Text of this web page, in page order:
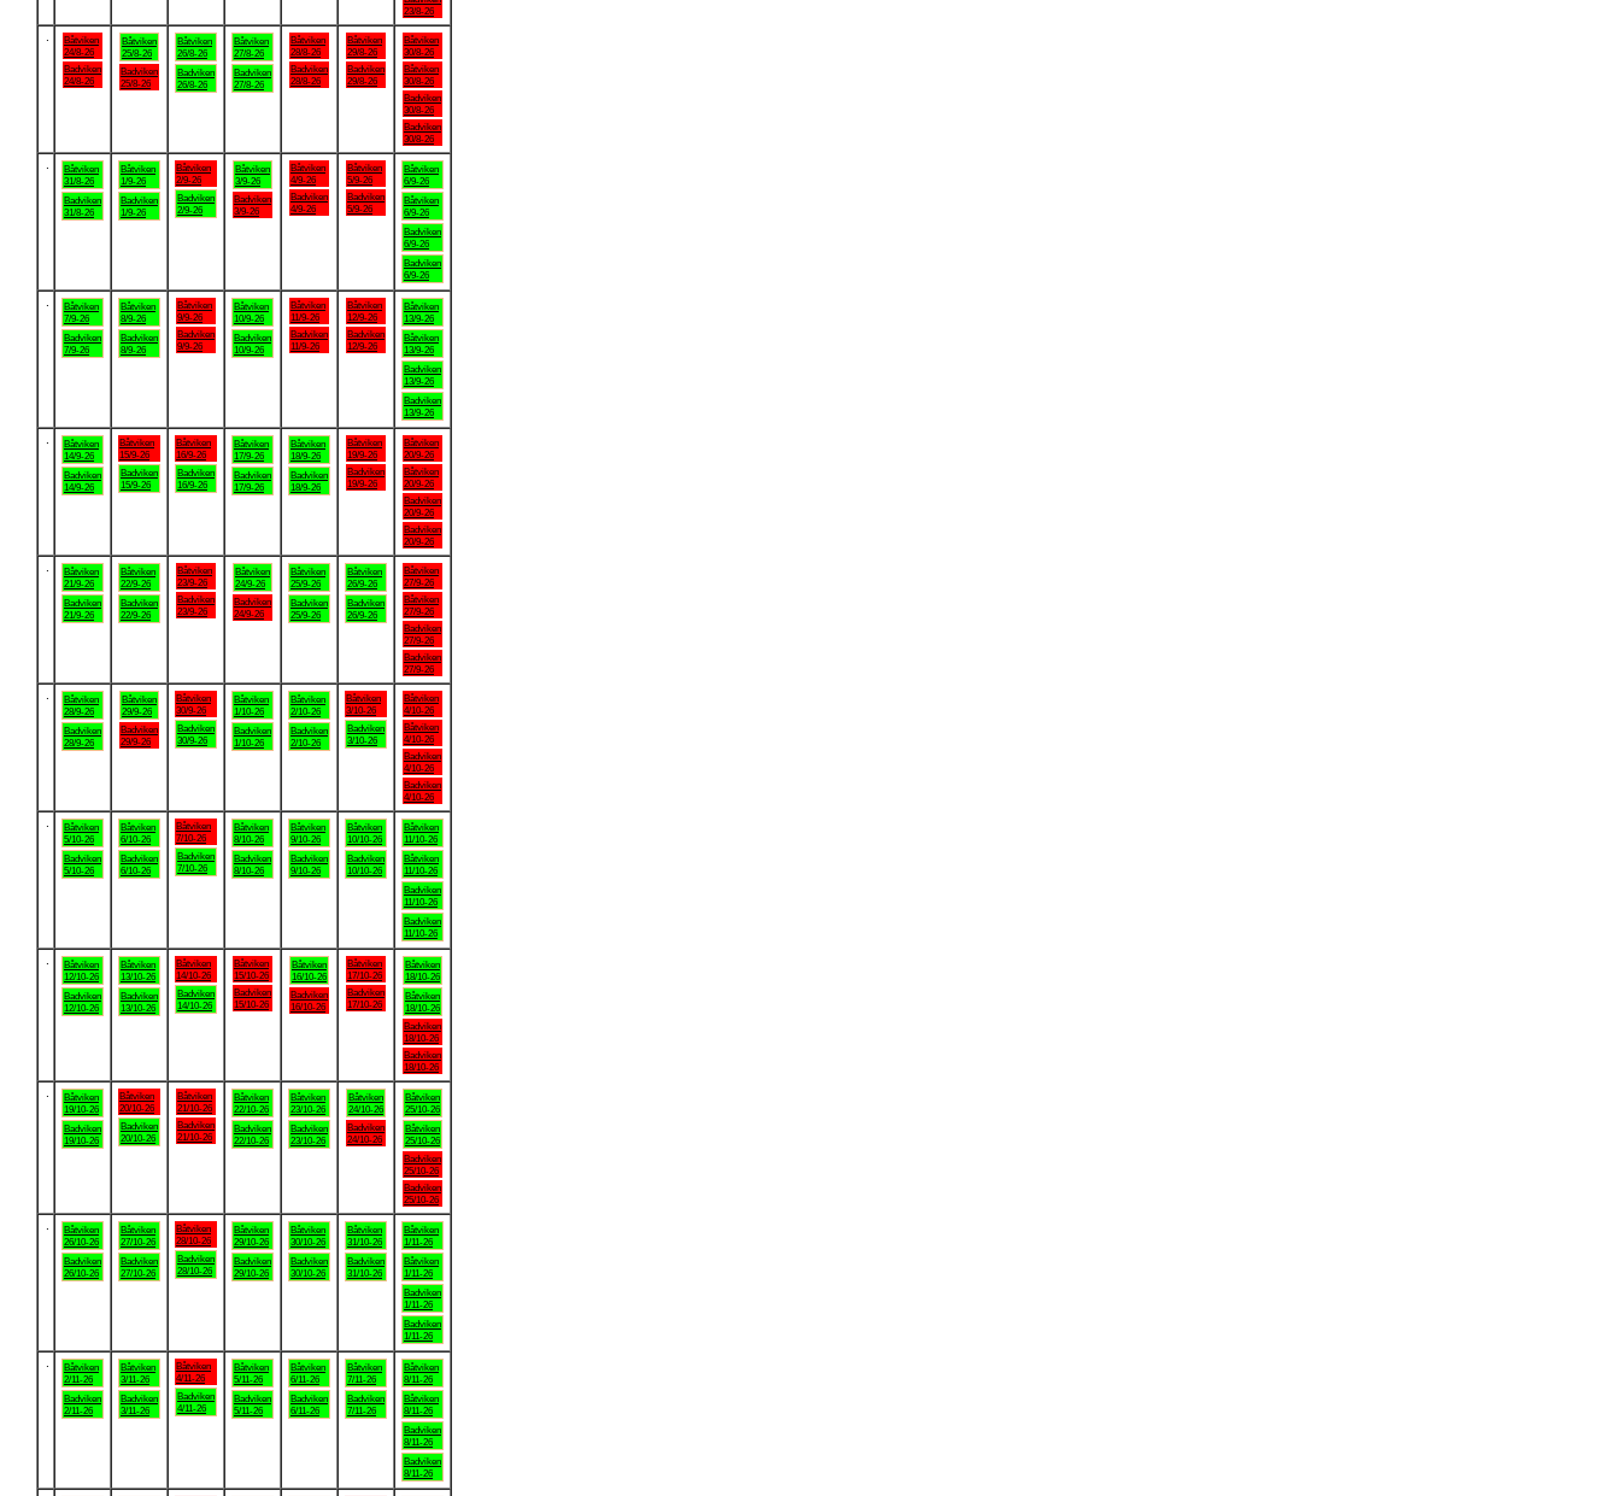
23/8-26
Båtviken
24/8-26
Badviken
24/8-26
Båtviken
25/8-26
Badviken
25/8-26
Båtviken
26/8-26
Badviken
26/8-26
Båtviken
27/8-26
Badviken
27/8-26
Båtviken
28/8-26
Badviken
28/8-26
Båtviken
29/8-26
Badviken
29/8-26
Båtviken
30/8-26
Båtviken
30/8-26
Badviken
30/8-26
Badviken
30/8-26
Båtviken
31/8-26
Badviken
31/8-26
Båtviken
1/9-26
Badviken
1/9-26
Båtviken
2/9-26
Badviken
2/9-26
Båtviken
3/9-26
Badviken
3/9-26
Båtviken
4/9-26
Badviken
4/9-26
Båtviken
5/9-26
Badviken
5/9-26
Båtviken
6/9-26
Båtviken
6/9-26
Badviken
6/9-26
Badviken
6/9-26
Båtviken
7/9-26
Badviken
7/9-26
Båtviken
8/9-26
Badviken
8/9-26
Båtviken
9/9-26
Badviken
9/9-26
Båtviken
10/9-26
Badviken
10/9-26
Båtviken
11/9-26
Badviken
11/9-26
Båtviken
12/9-26
Badviken
12/9-26
Båtviken
13/9-26
Båtviken
13/9-26
Badviken
13/9-26
Badviken
13/9-26
Båtviken
14/9-26
Badviken
14/9-26
Båtviken
15/9-26
Badviken
15/9-26
Båtviken
16/9-26
Badviken
16/9-26
Båtviken
17/9-26
Badviken
17/9-26
Båtviken
18/9-26
Badviken
18/9-26
Båtviken
19/9-26
Badviken
19/9-26
Båtviken
20/9-26
Båtviken
20/9-26
Badviken
20/9-26
Badviken
20/9-26
Båtviken
21/9-26
Badviken
21/9-26
Båtviken
22/9-26
Badviken
22/9-26
Båtviken
23/9-26
Badviken
23/9-26
Båtviken
24/9-26
Badviken
24/9-26
Båtviken
25/9-26
Badviken
25/9-26
Båtviken
26/9-26
Badviken
26/9-26
Båtviken
27/9-26
Båtviken
27/9-26
Badviken
27/9-26
Badviken
27/9-26
Båtviken
28/9-26
Badviken
28/9-26
Båtviken
29/9-26
Badviken
29/9-26
Båtviken
30/9-26
Badviken
30/9-26
Båtviken
1/10-26
Badviken
1/10-26
Båtviken
2/10-26
Badviken
2/10-26
Båtviken
3/10-26
Badviken
3/10-26
Båtviken
4/10-26
Båtviken
4/10-26
Badviken
4/10-26
Badviken
4/10-26
Båtviken
5/10-26
Badviken
5/10-26
Båtviken
6/10-26
Badviken
6/10-26
Båtviken
7/10-26
Badviken
7/10-26
Båtviken
8/10-26
Badviken
8/10-26
Båtviken
9/10-26
Badviken
9/10-26
Båtviken
10/10-26
Badviken
10/10-26
Båtviken
11/10-26
Båtviken
11/10-26
Badviken
11/10-26
Badviken
11/10-26
Båtviken
12/10-26
Badviken
12/10-26
Båtviken
13/10-26
Badviken
13/10-26
Båtviken
14/10-26
Badviken
14/10-26
Båtviken
15/10-26
Badviken
15/10-26
Båtviken
16/10-26
Badviken
16/10-26
Båtviken
17/10-26
Badviken
17/10-26
Båtviken
18/10-26
Båtviken
18/10-26
Badviken
18/10-26
Badviken
18/10-26
Båtviken
19/10-26
Badviken
19/10-26
Båtviken
20/10-26
Badviken
20/10-26
Båtviken
21/10-26
Badviken
21/10-26
Båtviken
22/10-26
Badviken
22/10-26
Båtviken
23/10-26
Badviken
23/10-26
Båtviken
24/10-26
Badviken
24/10-26
Båtviken
25/10-26
Båtviken
25/10-26
Badviken
25/10-26
Badviken
25/10-26
Båtviken
26/10-26
Badviken
26/10-26
Båtviken
27/10-26
Badviken
27/10-26
Båtviken
28/10-26
Badviken
28/10-26
Båtviken
29/10-26
Badviken
29/10-26
Båtviken
30/10-26
Badviken
30/10-26
Båtviken
31/10-26
Badviken
31/10-26
Båtviken
1/11-26
Båtviken
1/11-26
Badviken
1/11-26
Badviken
1/11-26
Båtviken
2/11-26
Badviken
2/11-26
Båtviken
3/11-26
Badviken
3/11-26
Båtviken
4/11-26
Badviken
4/11-26
Båtviken
5/11-26
Badviken
5/11-26
Båtviken
6/11-26
Badviken
6/11-26
Båtviken
7/11-26
Badviken
7/11-26
Båtviken
8/11-26
Båtviken
8/11-26
Badviken
8/11-26
Badviken
8/11-26